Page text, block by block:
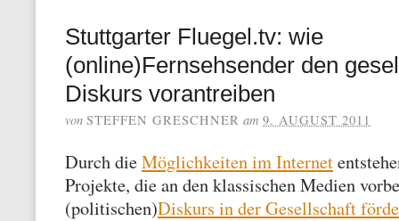
Stuttgarter Fluegel.tv: wie
(online)Fernsehsender den
Diskurs vorantreiben
von STEFFEN GRESCHNER am 9. AUGUST 2011
Durch dieMöglichkeiten im Internet
Projekte, die an den klassischen Medien
(politischen)Diskurs in der Gesellschaft